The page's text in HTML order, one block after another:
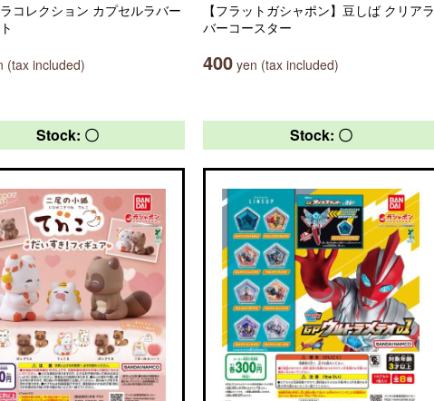
コレクション カプセルラバー
(tax included)
【フラットガシャポン】豆しば クリアラ
バーコースター
400 yen (tax included)
Stock: 〇 Stock: 〇